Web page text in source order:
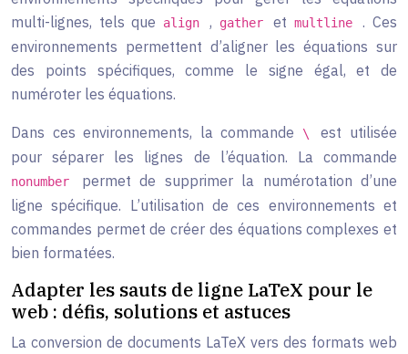
multi-lignes, tels que
align, gatheret multline. Ces
environnements permettent d’aligner les équations sur
des points spécifiques, comme le signe égal, et de
numéroter les équations.
Dans ces environnements, la commande \est utilisée
pour séparer les lignes de l’équation. La commande
nonumber permet de supprimer la numérotation d’une
ligne spécifique. L’utilisation de ces environnements et
commandes permet de créer des équations complexes et
bien formatées.
Adapter les sauts de ligne LaTeX pour le
web : défis, solutions et astuces
La conversion de documents LaTeX vers des formats web